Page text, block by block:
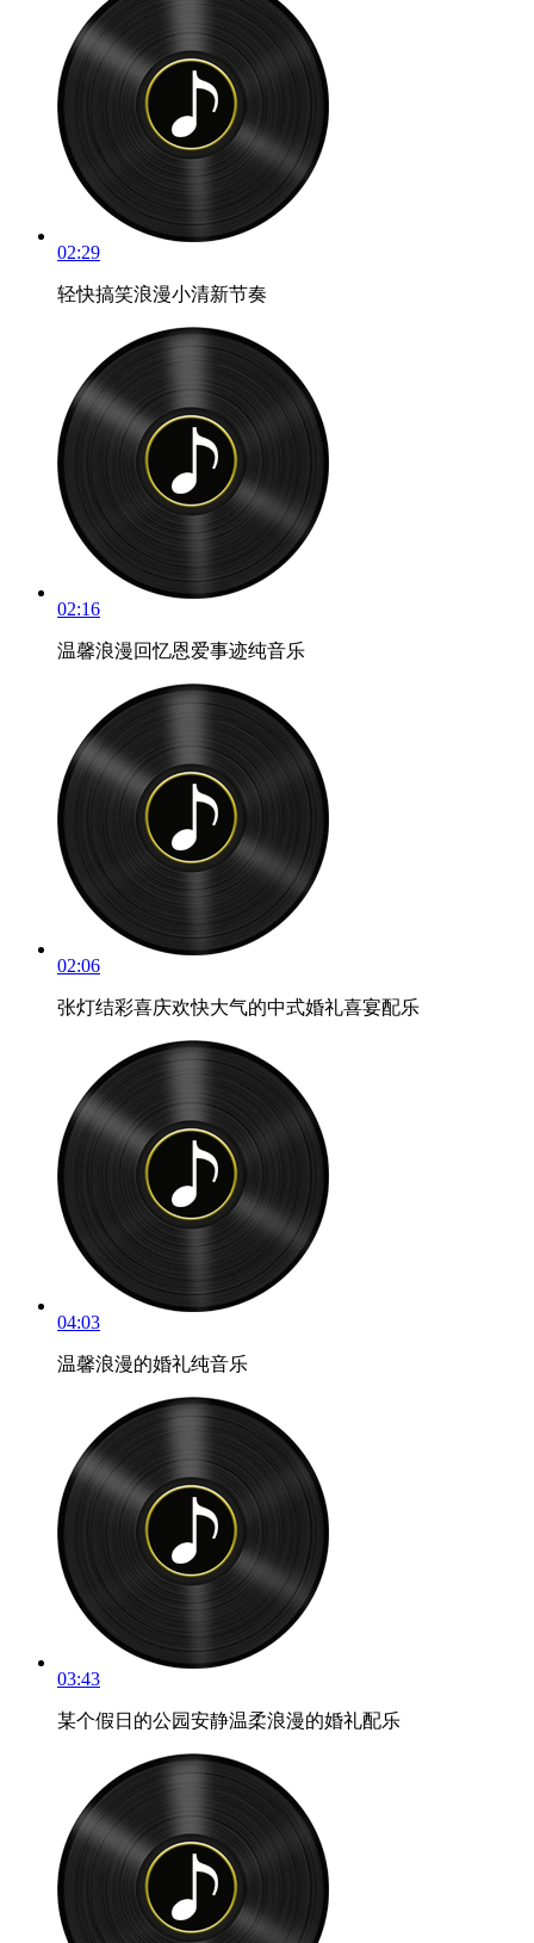
02:29
轻快搞笑浪漫小清新节奏
02:16
温馨浪漫回忆恩爱事迹纯音乐
02:06
张灯结彩喜庆欢快大气的中式婚礼喜宴配乐
04:03
温馨浪漫的婚礼纯音乐
03:43
某个假日的公园安静温柔浪漫的婚礼配乐